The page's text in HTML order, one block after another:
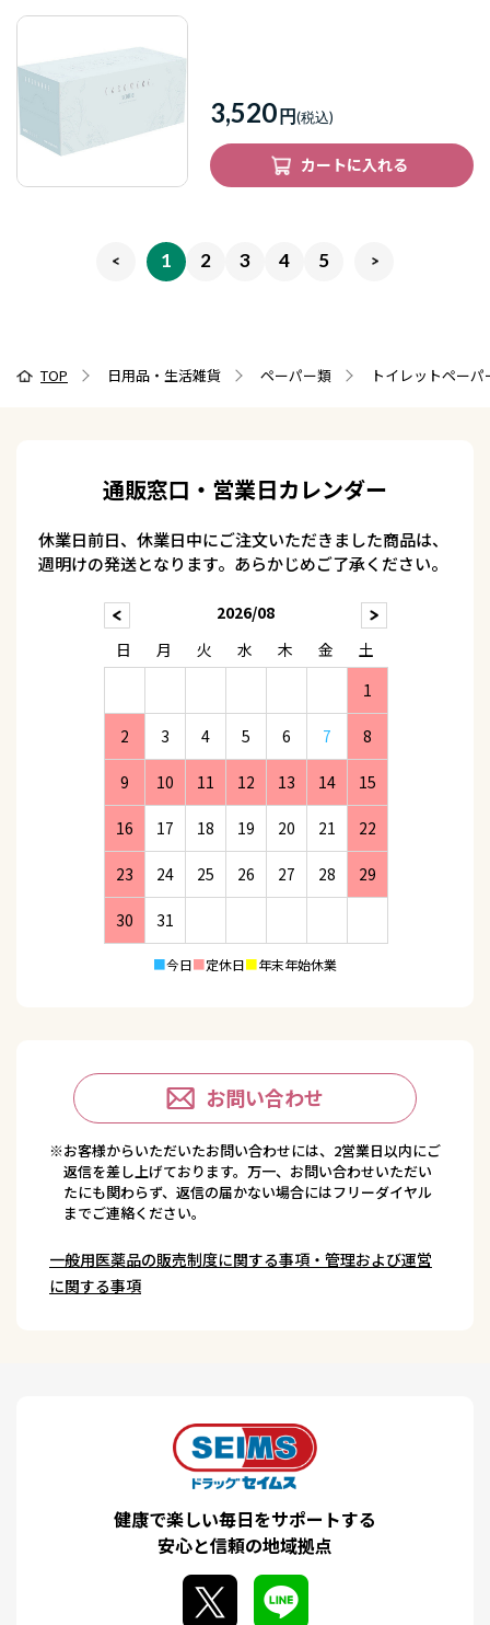
3,520 円
カートに入れる
1 2 3 4 5
TOP 日用品・生活雑貨 ペーパー類 トイレットペーパ
通販窓口・営業日カレンダー
休業日前日、休業日中にご注文いただきました商品は、
週明けの発送となります。あらかじめご了承ください。
2026/08
日
月 火 水 木 金
土
1
2 3 4 5 6 7 8
9 10 11 12 13 14 15
16 17 18 19 20 21 22
23 24 25 26 27 28 29
30 31
■今日■定休日■年末年始休業
お問い合わせ
※お客様からいただいたお問い合わせには、2営業日以内にご
返信を差し上げております。万一、お問い合わせいただい
たにも関わらず、返信の届かない場合にはフリーダイヤル
までご連絡ください。
一般用医薬品の販売制度に関する事項・管理および運営
に関する事項
健康で楽しい毎日をサポートする
安心と信頼の地域拠点